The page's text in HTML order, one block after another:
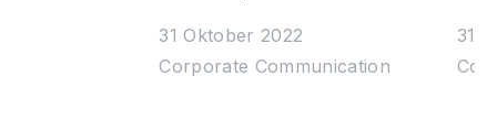
Hadiah dan Bintang
31 Oktober 2022
Corporate Communication
31